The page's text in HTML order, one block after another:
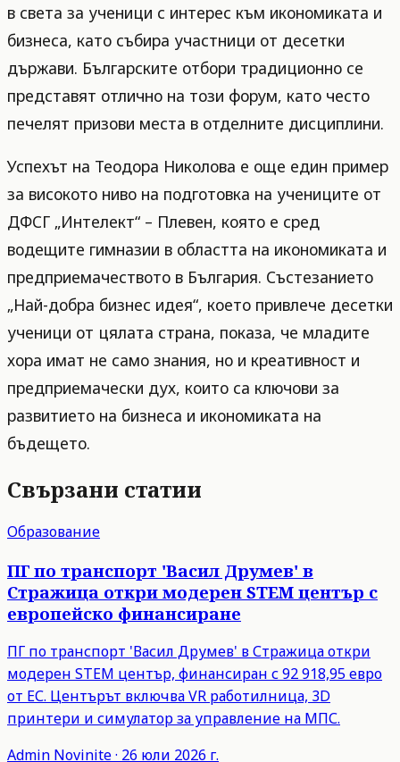
в света за ученици с интерес към икономиката и
бизнеса, като събира участници от десетки
държави. Българските отбори традиционно се
представят отлично на този форум, като често
печелят призови места в отделните дисциплини.
Успехът на Теодора Николова е още един пример
за високото ниво на подготовка на учениците от
ДФСГ „Интелект“ – Плевен, която е сред
водещите гимназии в областта на икономиката и
предприемачеството в България. Състезанието
„Най-добра бизнес идея“, което привлече десетки
ученици от цялата страна, показа, че младите
хора имат не само знания, но и креативност и
предприемачески дух, които са ключови за
развитието на бизнеса и икономиката на
бъдещето.
Свързани статии
Образование
ПГ по транспорт 'Васил Друмев' в
Стражица откри модерен STEM център с
европейско финансиране
ПГ по транспорт 'Васил Друмев' в Стражица откри
модерен STEM център, финансиран с 92 918,95 евро
от ЕС. Центърът включва VR работилница, 3D
принтери и симулатор за управление на МПС.
Admin Novinite· 26 юли 2026 г.